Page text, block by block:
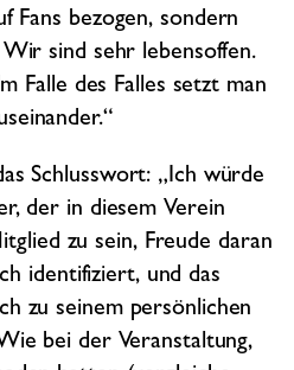
Fans bezogen, sondern
sind sehr lebensoffen.
Falle des Falles setzt man
Schlusswort: „Ich würde
der in diesem Verein
zu sein, Freude daran
identifiziert, und das
zu seinem persönlichen
bei der Veranstaltung,